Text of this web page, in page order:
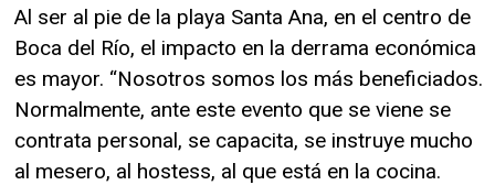
Al ser al pie de la playa Santa Ana, en el centro de
Boca del Río, el impacto en la derrama económica
es mayor. “Nosotros somos los más beneficiados.
Normalmente, ante este evento que se viene se
contrata personal, se capacita, se instruye mucho
al mesero, al hostess, al que está en la cocina.